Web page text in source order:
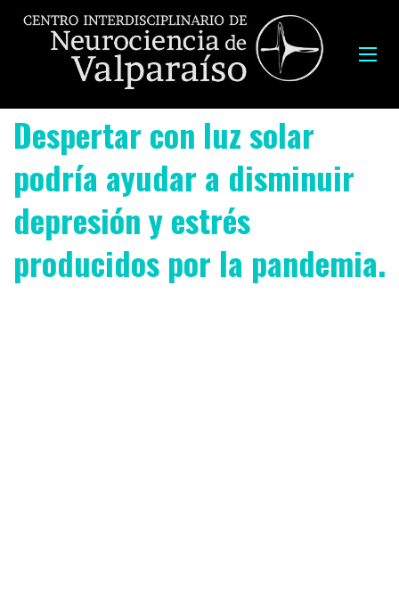
Despertar con luz solar
podría ayudar a disminuir
depresión y estrés
producidos por la pandemia.